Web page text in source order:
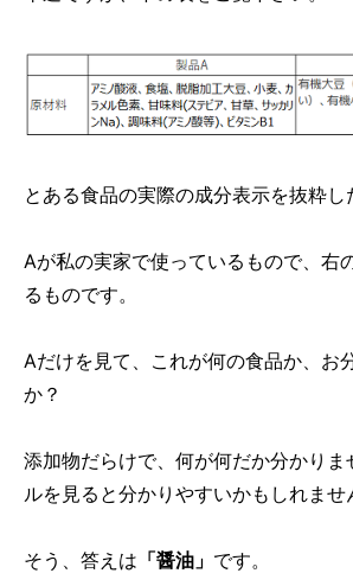
とある食品の実際の成分表示を抜粋し
Aが私の実家で使っているもので、右
るものです。
Aだけを見て、これが何の食品か、お
か？
添加物だらけで、何が何だか分かりま
ルを見ると分かりやすいかもしれませ
そう、答えは 「醤油」 です。